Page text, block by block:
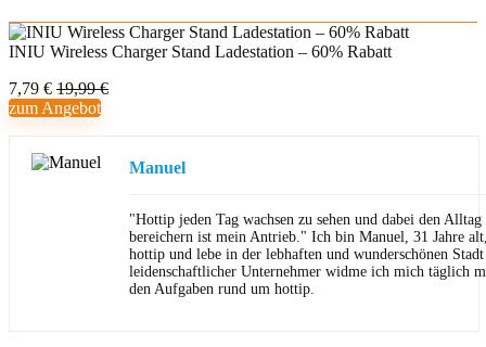
INIU Wireless Charger Stand Ladestation – 60% Rabatt
7,79 € 19,99 €
zum Angebot
Manuel
"Hottip jeden Tag wachsen zu sehen und dabei den
bereichern ist mein Antrieb." Ich bin Manuel, 31 Jahre
hottip und lebe in der lebhaften und wunderschönen
leidenschaftlicher Unternehmer widme ich mich täglich
den Aufgaben rund um hottip.